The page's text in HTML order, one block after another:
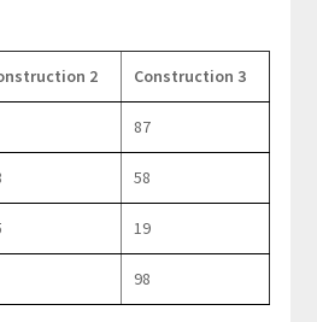
2 Construction 3
87
58
19
98